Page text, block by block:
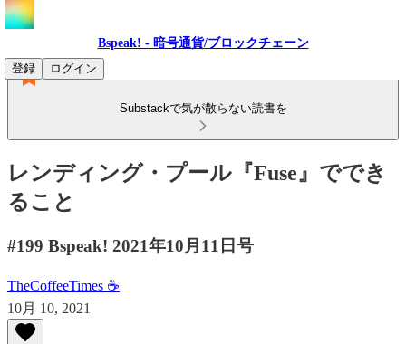
Bspeak! - 暗号通貨/ブロックチェーン
登録
ログイン
Substackで気が散らない読書を
レンディング・プール『Fuse』ででき
ること
#199 Bspeak! 2021年10月11日号
TheCoffeeTimes ☕
10月 10, 2021